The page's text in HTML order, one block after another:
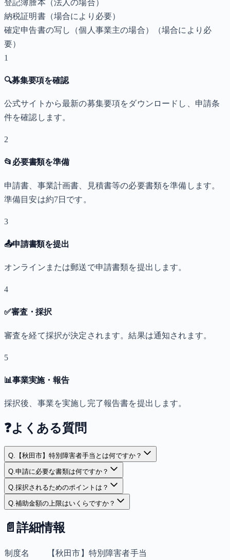
登記簿謄本（法人の場合）
納税証明書（場合により必要）
確定申告書の写し（個人事業主の場合）
（場合により必
要）
1
🔍募集要項を確認
公式サイトから最新の募集要項をダウンロードし、申請条
件を確認します。
2
📂 必要書類を準備
申請書、事業計画書、見積書等の必要書類を準備します。
準備目安は約7日です。
3
📤申請書類を提出
オンラインまたは郵送で申請書類を提出します。
4
✅審査・採択
審査を経て採択が決定されます。結果は通知されます。
5
📊事業実施・報告
採択後、事業を実施し完了報告書を提出します。
❓よくある質問
Q. 【秋田市】特別障害者手当とは何ですか？
Q.申請に必要な書類は何ですか？
Q.採択されるためのポイントは？
Q.補助金額の上限はいくらですか？
📄 詳細情報
制度名
【秋田市】特別障害者手当